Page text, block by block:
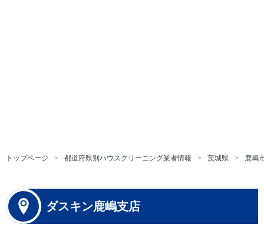
トップページ 都道府県別ハウスクリーニング業者情報 茨城県 鹿嶋
ダスキン鹿嶋支店